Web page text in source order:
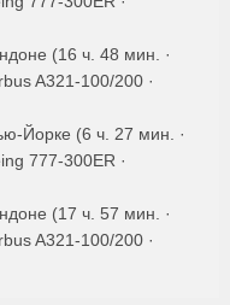
(16 ч. 48 мин. ·
A321-100/200 ·
Йорке (6 ч. 27 мин. ·
777-300ER ·
(17 ч. 57 мин. ·
A321-100/200 ·